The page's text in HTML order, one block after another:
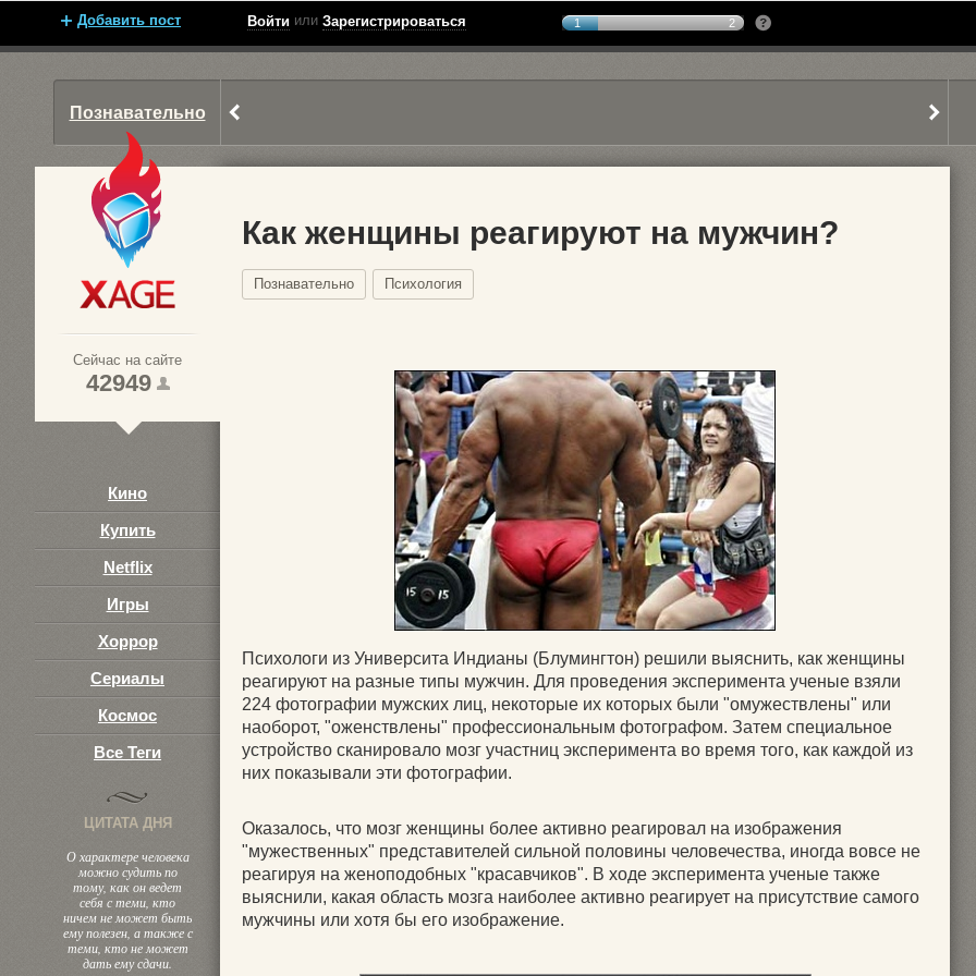
Добавить пост Войти или Зарегистрироваться 1 2
Познавательно
Сейчас на сайте
42949
Кино
Купить
Netflix
Игры
Хоррор
Сериалы
Космос
Все Теги
ЦИТАТА ДНЯ
О характере человека
можно судить по
тому, как он ведет
себя с теми, кто
ничем не может быть
ему полезен, а также с
теми, кто не может
дать ему сдачи.
Как женщины реагируют на мужчин?
Познавательно Психология
Психологи из Университа Индианы (Блумингтон) решили выяснить, как женщины
реагируют на разные типы мужчин. Для проведения эксперимента ученые взяли
224 фотографии мужских лиц, некоторые их которых были "омужествлены" или
наоборот, "оженствлены" профессиональным фотографом. Затем специальное
устройство сканировало мозг участниц эксперимента во время того, как каждой из
них показывали эти фотографии.
Оказалось, что мозг женщины более активно реагировал на изображения
"мужественных" представителей сильной половины человечества, иногда вовсе не
реагируя на женоподобных "красавчиков". В ходе эксперимента ученые также
выяснили, какая область мозга наиболее активно реагирует на присутствие самого
мужчины или хотя бы его изображение.